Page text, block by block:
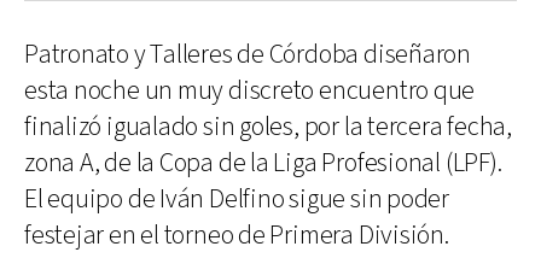
Patronato y Talleres de Córdoba diseñaron
esta noche un muy discreto encuentro que
finalizó igualado sin goles, por la tercera fecha,
zona A, de la Copa de la Liga Profesional (LPF).
El equipo de Iván Delfino sigue sin poder
festejar en el torneo de Primera División.